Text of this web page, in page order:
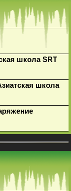
школа SRT
школа